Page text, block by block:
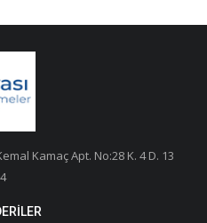
Kamaç Apt. No:28 K. 4 D. 13